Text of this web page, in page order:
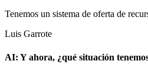
Tenemos un sistema de oferta de
Luis Garrote
AI: Y ahora, ¿qué situación